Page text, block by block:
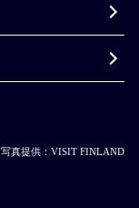
写真提供：VISIT FINLAND